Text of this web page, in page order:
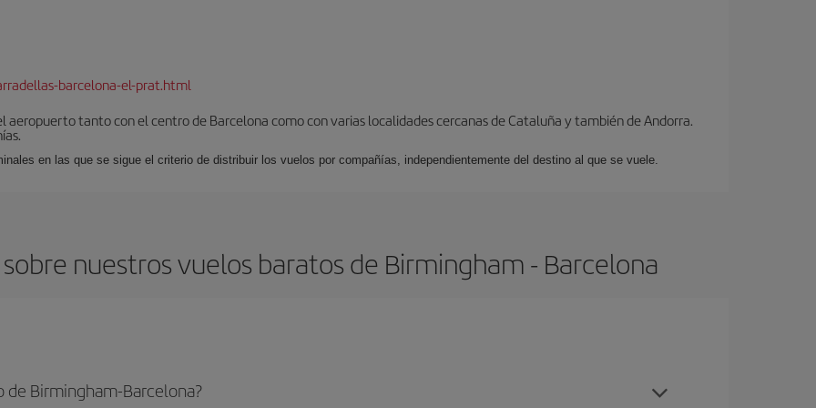
barcelona-el-prat.html
aeropuerto tanto con el centro de Barcelona como con varias localidades cercanas de Cataluña y también de Andorra.
en las que se sigue el criterio de distribuir los vuelos por compañías, independientemente del destino al que se vuele.
nuestros vuelos baratos de Birmingham - Barcelona
de Birmingham-Barcelona?